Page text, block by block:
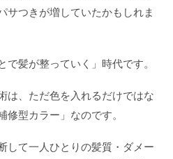
サつきが増していたかもしれま
で髪が整っていく」時代です。
は、ただ色を入れるだけではな
修型カラー」なのです。
して一人ひとりの髪質・ダメー